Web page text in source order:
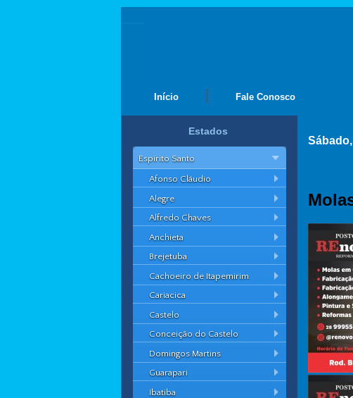
Início Fale Conosco
Estados
Espírito Santo
Afonso Cláudio
Alegre
Alfredo Chaves
Anchieta
Brejetuba
Cachoeiro de Itapemirim
Cariacica
Castelo
Conceição do Castelo
Domingos Martins
Guarapari
Ibatiba